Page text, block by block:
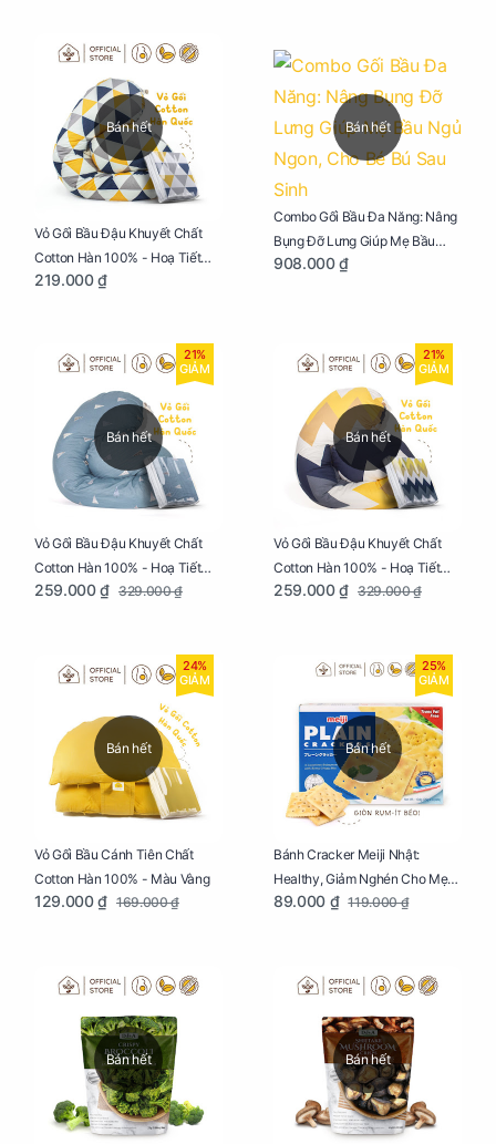
Bán hết
Vỏ Gối Bầu Đậu Khuyết Chất
Cotton Hàn 100% - Hoạ Tiết
Tam Giác
219.000 ₫
Bán hết
Combo Gối Bầu Đa Năng: Nâng
Bụng Đỡ Lưng Giúp Mẹ Bầu
Ngủ Ngon, Cho Bé Bú Sau Sinh
908.000 ₫
Bán hết
21%
GIẢM
Vỏ Gối Bầu Đậu Khuyết Chất
Cotton Hàn 100% - Hoạ Tiết
Thông Lạnh
259.000 ₫ 329.000 ₫
Bán hết
21%
GIẢM
Vỏ Gối Bầu Đậu Khuyết Chất
Cotton Hàn 100% - Hoạ Tiết
Ziczac
259.000 ₫ 329.000 ₫
Bán hết
24%
GIẢM
Vỏ Gối Bầu Cánh Tiên Chất
Cotton Hàn 100% - Màu Vàng
129.000 ₫ 169.000 ₫
Bán hết
25%
GIẢM
Bánh Cracker Meiji Nhật:
Healthy, Giảm Nghén Cho Mẹ
Bầu Hộp 104g
89.000 ₫ 119.000 ₫
Bán hết Bán hết